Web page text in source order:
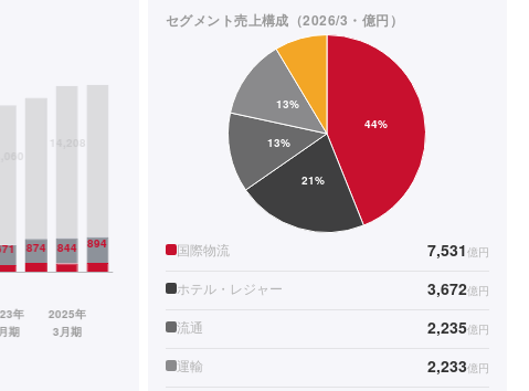
セグメント売上構成（2026/3・億円）
国際物流 7,531億円
ホテル・レジャー 3,672億円
流通 2,235億円
運輸 2,233億円